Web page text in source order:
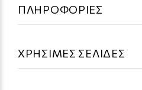
ΠΛΗΡΟΦΟΡΙΕΣ
ΧΡΗΣΙΜΕΣ ΣΕΛΙΔΕΣ